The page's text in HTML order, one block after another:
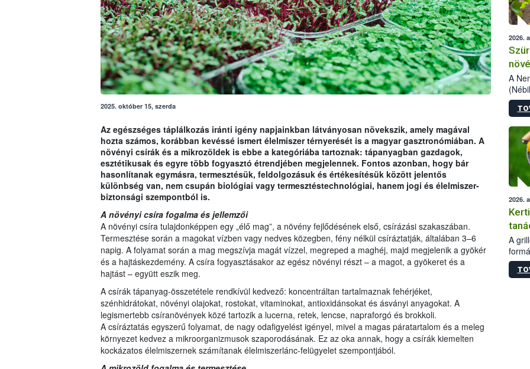
2025. október 15, szerda
Az egészséges táplálkozás iránti igény napjainkban látványosan növekszik, amely magával
hozta számos, korábban kevéssé ismert élelmiszer térnyerését is a magyar gasztronómiában. A
növényi csírák és a mikrozöldek is ebbe a kategóriába tartoznak: tápanyagban gazdagok,
esztétikusak és egyre több fogyasztó étrendjében megjelennek. Fontos azonban, hogy bár
hasonlítanak egymásra, termesztésük, feldolgozásuk és értékesítésük között jelentős
különbség van, nem csupán biológiai vagy termesztéstechnológiai, hanem jogi és élelmiszer-
biztonsági szempontból is.
A növényi csíra fogalma és jellemzői
A növényi csíra tulajdonképpen egy „élő mag”, a növény fejlődésének első, csírázási szakaszában.
Termesztése során a magokat vízben vagy nedves közegben, fény nélkül csíráztatják, általában 3–6
napig. A folyamat során a mag megszívja magát vízzel, megreped a maghéj, majd megjelenik a gyökér
és a hajtáskezdemény. A csíra fogyasztásakor az egész növényi részt – a magot, a gyökeret és a
hajtást – együtt eszik meg.
A csírák tápanyag-összetétele rendkívül kedvező: koncentráltan tartalmaznak fehérjéket,
szénhidrátokat, növényi olajokat, rostokat, vitaminokat, antioxidánsokat és ásványi anyagokat. A
legismertebb csíranövények közé tartozik a lucerna, retek, lencse, napraforgó és brokkoli.
A csíráztatás egyszerű folyamat, de nagy odafigyelést igényel, mivel a magas páratartalom és a meleg
környezet kedvez a mikroorganizmusok szaporodásának. Ez az oka annak, hogy a csírák kiemelten
kockázatos élelmiszernek számítanak élelmiszerlánc-felügyelet szempontjából.
2026.
A
Az
2026.
A